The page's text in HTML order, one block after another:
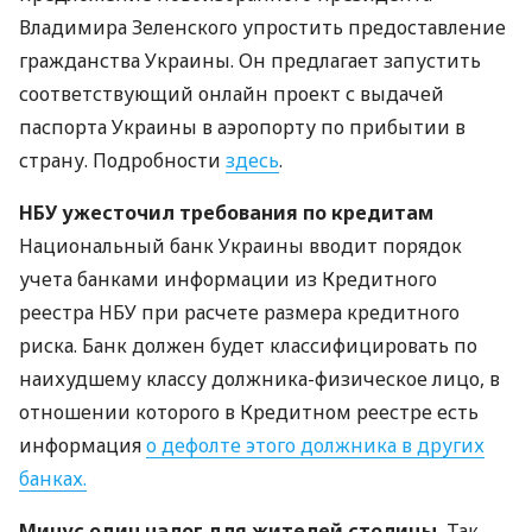
Владимира Зеленского упростить предоставление
гражданства Украины. Он предлагает запустить
соответствующий онлайн проект с выдачей
паспорта Украины в аэропорту по прибытии в
страну. Подробности здесь.
НБУужесточил требования по кредитам
Национальный банк Украины вводит порядок
учета банками информации из Кредитного
реестра НБУ при расчете размера кредитного
риска. Банк должен будет классифицировать по
наихудшему классу должника-физическое лицо, в
отношении которого в Кредитном реестре есть
информацияо дефолте этого должника в других
банках.